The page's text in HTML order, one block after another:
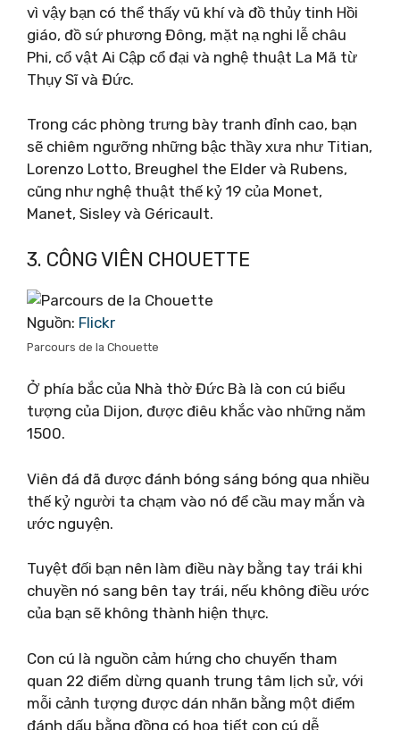
vì vậy bạn có thể thấy vũ khí và đồ thủy tinh Hồi
giáo, đồ sứ phương Đông, mặt nạ nghi lễ châu
Phi, cổ vật Ai Cập cổ đại và nghệ thuật La Mã từ
Thụy Sĩ và Đức.
Trong các phòng trưng bày tranh đỉnh cao, bạn
sẽ chiêm ngưỡng những bậc thầy xưa như Titian,
Lorenzo Lotto, Breughel the Elder và Rubens,
cũng như nghệ thuật thế kỷ 19 của Monet,
Manet, Sisley và Géricault.
3. CÔNG VIÊN CHOUETTE
Nguồn: Flickr
Parcours de la Chouette
Ở phía bắc của Nhà thờ Đức Bà là con cú biểu
tượng của Dijon, được điêu khắc vào những năm
1500.
Viên đá đã được đánh bóng sáng bóng qua nhiều
thế kỷ người ta chạm vào nó để cầu may mắn và
ước nguyện.
Tuyệt đối bạn nên làm điều này bằng tay trái khi
chuyền nó sang bên tay trái, nếu không điều ước
của bạn sẽ không thành hiện thực.
Con cú là nguồn cảm hứng cho chuyến tham
quan 22 điểm dừng quanh trung tâm lịch sử, với
mỗi cảnh tượng được dán nhãn bằng một điểm
đánh dấu bằng đồng có họa tiết con cú dễ